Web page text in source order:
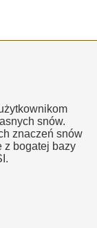
snów.
znaczeń snów
z bogatej bazy